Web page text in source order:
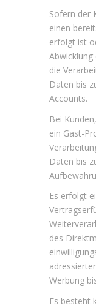
Sofern der
einen
erfolgt ist
die
Daten bis
Accounts.
Bei
ein Gast-
Daten bis
Es erfolgt
des
Werbung
Es besteht